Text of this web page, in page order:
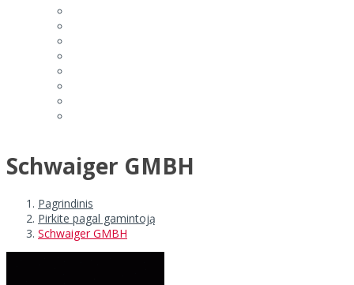
Schwaiger GMBH
Pagrindinis
Pirkite pagal gamintoją
Schwaiger GMBH